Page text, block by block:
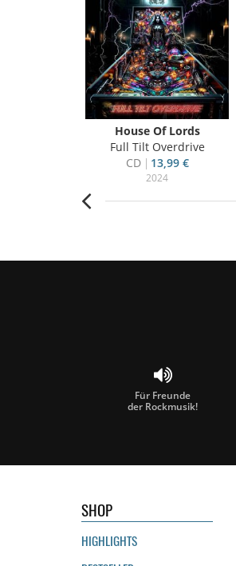
House Of Lords
Full Tilt Overdrive
CD
13,99 €
2024
Für Freunde
der Rockmusik!
SHOP
HIGHLIGHTS